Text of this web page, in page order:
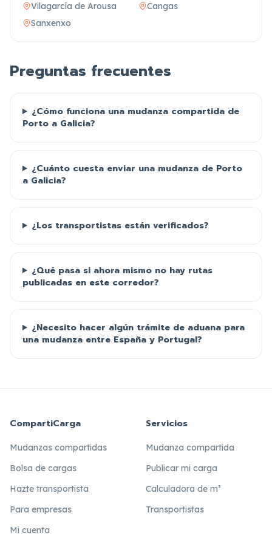
Vilagarcía de Arousa
Cangas
Sanxenxo
Preguntas frecuentes
¿Cómo funciona una mudanza compartida de
Porto a Galicia?
¿Cuánto cuesta enviar una mudanza de Porto
a Galicia?
¿Los transportistas están verificados?
¿Qué pasa si ahora mismo no hay rutas
publicadas en este corredor?
¿Necesito hacer algún trámite de aduana para
una mudanza entre España y Portugal?
CompartiCarga
Mudanzas compartidas
Bolsa de cargas
Hazte transportista
Para empresas
Mi cuenta
Servicios
Mudanza compartida
Publicar mi carga
Calculadora de m³
Transportistas